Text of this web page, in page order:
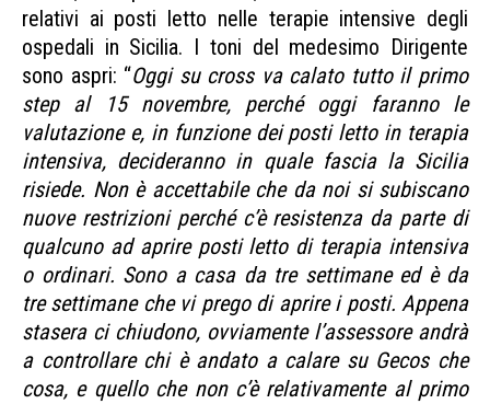
relativi ai posti letto nelle terapie intensive degli
ospedali in Sicilia. I toni del medesimo Dirigente
sono aspri: “Oggi su cross va calato tutto il primo
step al 15 novembre, perché oggi faranno le
valutazione e, in funzione dei posti letto in terapia
intensiva, decideranno in quale fascia la Sicilia
risiede. Non è accettabile che da noi si subiscano
nuove restrizioni perché c’è resistenza da parte di
qualcuno ad aprire posti letto di terapia intensiva
o ordinari. Sono a casa da tre settimane ed è da
tre settimane che vi prego di aprire i posti. Appena
stasera ci chiudono, ovviamente l’assessore andrà
a controllare chi è andato a calare su Gecos che
cosa, e quello che non c’è relativamente al primo